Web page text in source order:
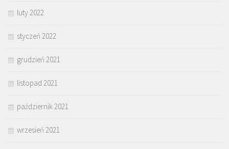
luty 2022
styczeń 2022
grudzień 2021
listopad 2021
październik 2021
wrzesień 2021